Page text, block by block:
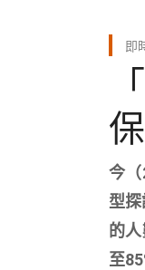
即
今
型
的
至